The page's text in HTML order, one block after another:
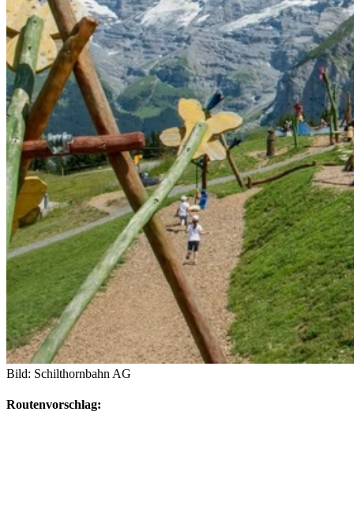
Bild: Schilthornbahn AG
Routenvorschlag: